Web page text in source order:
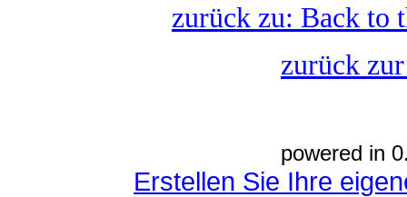
zurück zu: Back to
zurück
powered in
Erstellen Sie Ihre